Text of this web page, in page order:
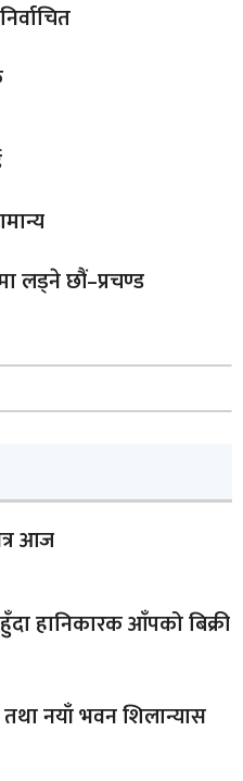
लड्ने छौं–प्रचण्ड
आज
हानिकारक आँपको बिक्री
तथा नयाँ भवन शिलान्यास